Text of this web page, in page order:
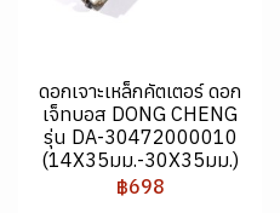
ดอกเจาะเหล็กคัตเตอร์ ดอก
เจ็ทบอส DONG CHENG
รุ่น DA-30472000010
(14X35มม.-30X35มม.)
฿698